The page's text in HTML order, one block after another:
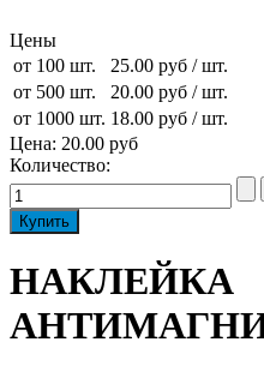
Цены
от 100 шт.
25.00 руб / шт.
от 500 шт.
20.00 руб / шт.
от 1000 шт. 18.00 руб / шт.
Цена: 20.00 руб
Количество:
НАКЛЕЙКА